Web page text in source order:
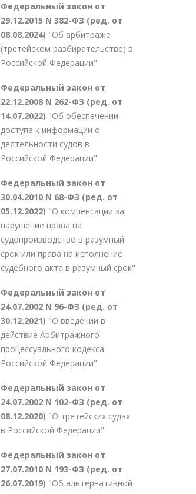
Федеральный закон от
29.12.2015 N 382-ФЗ (ред. от
08.08.2024) "Об арбитраже
(третейском разбирательстве) в
Российской Федерации"
Федеральный закон от
22.12.2008 N 262-ФЗ (ред. от
14.07.2022) "Об обеспечении
доступа к информации о
деятельности судов в
Российской Федерации"
Федеральный закон от
30.04.2010 N 68-ФЗ (ред. от
05.12.2022) "О компенсации за
нарушение права на
судопроизводство в разумный
срок или права на исполнение
судебного акта в разумный срок"
Федеральный закон от
24.07.2002 N 96-ФЗ (ред. от
30.12.2021) "О введении в
действие Арбитражного
процессуального кодекса
Российской Федерации"
Федеральный закон от
24.07.2002 N 102-ФЗ (ред. от
08.12.2020) "О третейских судах
в Российской Федерации"
Федеральный закон от
27.07.2010 N 193-ФЗ (ред. от
26.07.2019) "Об альтернативной